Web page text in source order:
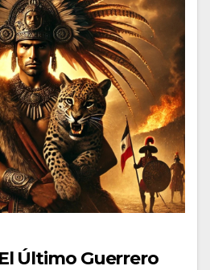
Último Guerrero